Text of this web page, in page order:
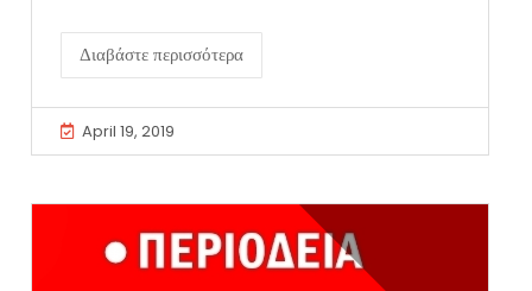
Διαβάστε περισσότερα
April 19, 2019